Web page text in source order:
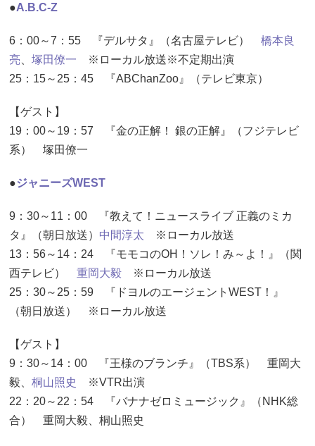
●A.B.C-Z
6：00～7：55 『デルサタ』（名古屋テレビ） 橋本良
亮
塚田僚一 ※ローカル放送※不定期出演
25：15～25：45 『ABChanZoo』（テレビ東京）
【ゲスト】
19：00～19：57 『金の正解！ 銀の正解』（フジテレビ
系） 塚田僚一
●ジャニーズWEST
9：30～11：00 『教えて！ニュースライブ 正義のミカ
タ』（朝日放送） 中間淳太 ※ローカル放送
13：56～14：24 『モモコのOH！ソレ！み～よ！』（関
西テレビ） 重岡大毅 ※ローカル放送
25：30～25：59 『ドヨルのエージェントWEST！』
（朝日放送） ※ローカル放送
【ゲスト】
9：30～14：00 『王様のブランチ』（TBS系） 重岡大
毅、 桐山照史
※VTR出演
22：20～22：54 『バナナゼロミュージック』（NHK総
合） 重岡大毅、桐山照史